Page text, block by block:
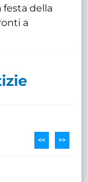
festa della
a
>>
<<